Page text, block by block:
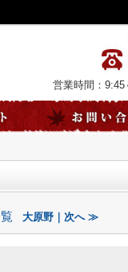
営業時間：9:45
大原野｜次へ ≫